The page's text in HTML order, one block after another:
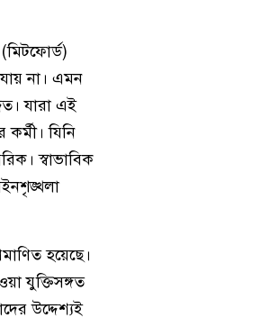
না। এমন
যারা এই
যিনি
স্বাভাবিক
হয়েছে।
যুক্তিসঙ্গত
উদ্দেশ্যই